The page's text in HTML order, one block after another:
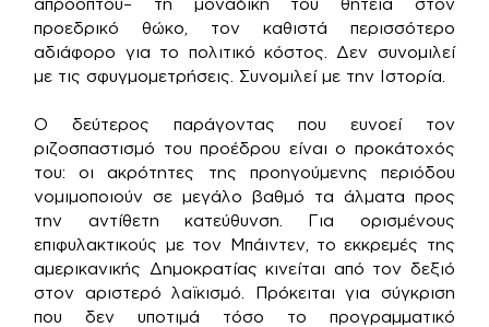
προεδρικό θώκο, τον καθιστά περισσότερο
αδιάφορο για το πολιτικό κόστος. Δεν συνομιλεί
με τις σφυγμομετρήσεις. Συνομιλεί με την Ιστορία.
Ο δεύτερος παράγοντας που ευνοεί τον
ριζοσπαστισμό του προέδρου είναι ο προκάτοχός
του: οι ακρότητες της προηγούμενης περιόδου
νομιμοποιούν σε μεγάλο βαθμό τα άλματα προς
την αντίθετη κατεύθυνση. Για ορισμένους
επιφυλακτικούς με τον Μπάιντεν, το εκκρεμές της
αμερικανικής Δημοκρατίας κινείται από τον δεξιό
στον αριστερό λαϊκισμό. Πρόκειται για σύγκριση
που δεν υποτιμά τόσο το προγραμματικό